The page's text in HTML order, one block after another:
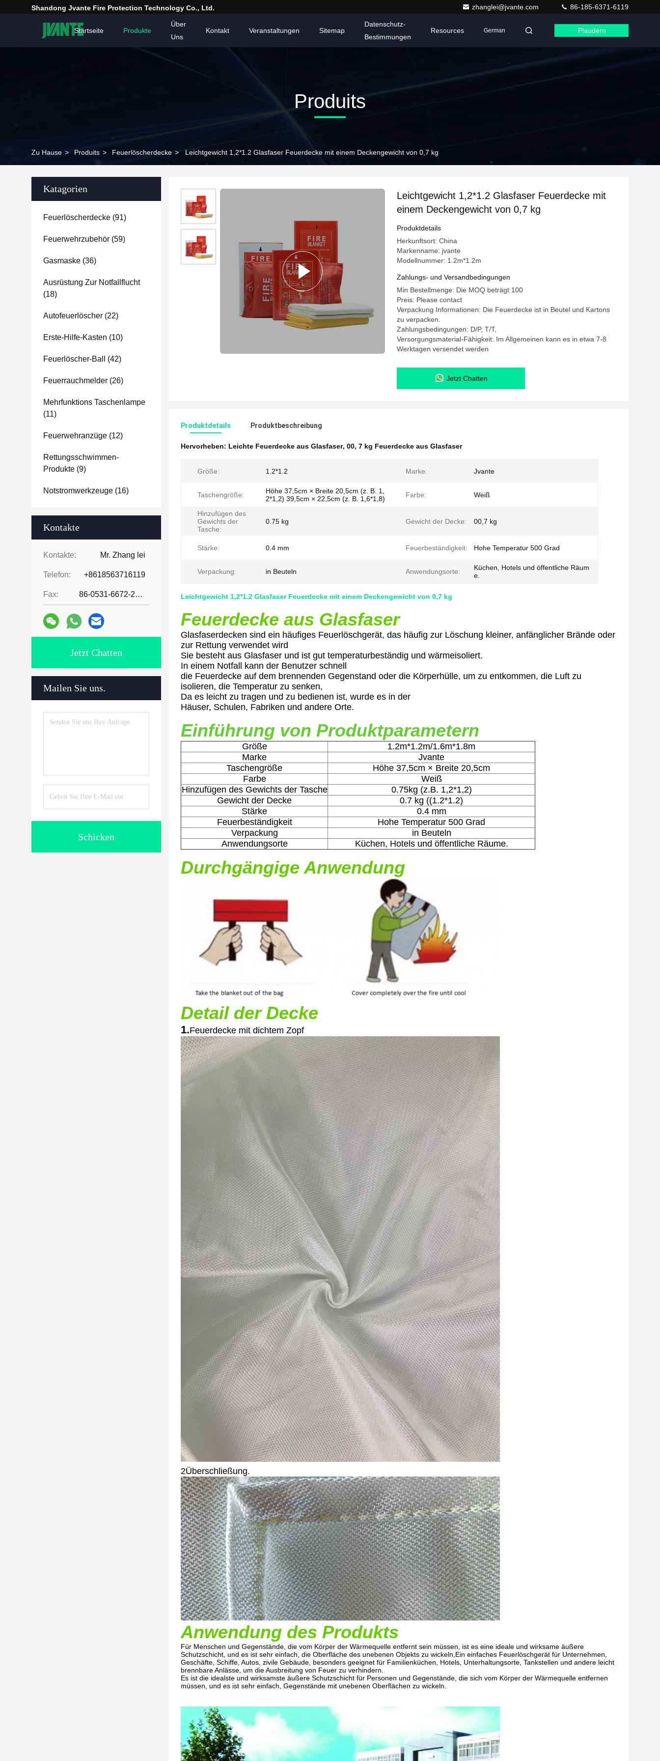
Shandong Jvante Fire Protection Technology Co., Ltd. zhanglei@jvante.com 86-185-6371-6119
Startseite Produkte
Über
Uns
Kontakt Veranstaltungen Sitemap
Datenschutz-
Bestimmungen
Resources German Plaudern
Produits
Zu Hause > Produits > Feuerlöscherdecke > Leichtgewicht 1,2*1.2 Glasfaser Feuerdecke mit einem Deckengewicht von 0,7 kg
Katagorien
Feuerlöscherdecke (91)
Feuerwehrzubehör (59)
Gasmaske (36)
Ausrüstung Zur Notfallflucht
(18)
Autofeuerlöscher (22)
Erste-Hilfe-Kasten (10)
Feuerlöscher-Ball (42)
Feuerrauchmelder (26)
Mehrfunktions Taschenlampe
(11)
Feuerwehranzüge (12)
Rettungsschwimmen-
Produkte (9)
Notstromwerkzeuge (16)
Kontakte
Kontakte: Mr. Zhang lei
Telefon: +8618563716119
Fax: 86-0531-6672-2545
Jetzt Chatten
Mailen Sie uns.
Schicken
Leichtgewicht 1,2*1.2 Glasfaser Feuerdecke mit
einem Deckengewicht von 0,7 kg
Produktdetails
Herkunftsort: China
Markenname: jvante
Modellnummer: 1.2m*1.2m
Zahlungs- und Versandbedingungen
Min Bestellmenge: Die MOQ beträgt 100
Preis: Please contact
Verpackung Informationen: Die Feuerdecke ist in Beutel und Kartons
zu verpacken.
Zahlungsbedingungen: D/P, T/T,
Versorgungsmaterial-Fähigkeit: Im Allgemeinen kann es in etwa 7-8
Werktagen versendet werden
Jetzt Chatten
Produktdetails Produktbeschreibung
Hervorheben: Leichte Feuerdecke aus Glasfaser, 00, 7 kg Feuerdecke aus Glasfaser
Größe: 1.2*1.2 Marke: Jvante
Taschengröße:
Höhe 37,5cm × Breite 20,5cm (z. B. 1,
2*1,2) 39,5cm × 22,5cm (z. B. 1,6*1,8)
Farbe: Weiß
Hinzufügen des
Gewichts der
Tasche:
0.75 kg Gewicht der Decke: 00,7 kg
Stärke: 0.4 mm Feuerbeständigkeit: Hohe Temperatur 500 Grad
Verpackung: in Beuteln Anwendungsorte:
Küchen, Hotels und öffentliche Räum
e.
Leichtgewicht 1,2*1.2 Glasfaser Feuerdecke mit einem Deckengewicht von 0,7 kg
Feuerdecke aus Glasfaser
Glasfaserdecken sind ein häufiges Feuerlöschgerät, das häufig zur Löschung kleiner, anfänglicher Brände oder
zur Rettung verwendet wird
Sie besteht aus Glasfaser und ist gut temperaturbeständig und wärmeisoliert.
In einem Notfall kann der Benutzer schnell
die Feuerdecke auf dem brennenden Gegenstand oder die Körperhülle, um zu entkommen, die Luft zu
isolieren, die Temperatur zu senken,
Da es leicht zu tragen und zu bedienen ist, wurde es in der
Häuser, Schulen, Fabriken und andere Orte.
Einführung von Produktparametern
Größe
1.2m*1.2m/1.6m*1.8m
Marke
Jvante
Taschengröße
Höhe 37,5cm × Breite 20,5cm
Farbe
Weiß
Hinzufügen des Gewichts der Tasche
0.75kg (z.B. 1,2*1,2)
Gewicht der Decke
0.7 kg ((1.2*1.2)
Stärke
0.4 mm
Feuerbeständigkeit
Hohe Temperatur 500 Grad
Verpackung
in Beuteln
Anwendungsorte
Küchen, Hotels und öffentliche Räume.
Durchgängige Anwendung
Detail der Decke
1.Feuerdecke mit dichtem Zopf
2Überschließung.
Anwendung des Produkts
Für Menschen und Gegenstände, die vom Körper der Wärmequelle entfernt sein müssen, ist es eine ideale und wirksame äußere
Schutzschicht, und es ist sehr einfach, die Oberfläche des unebenen Objekts zu wickeln,Ein einfaches Feuerlöschgerät für Unternehmen,
Geschäfte, Schiffe, Autos, zivile Gebäude, besonders geeignet für Familienküchen, Hotels, Unterhaltungsorte, Tankstellen und andere leicht
brennbare Anlässe, um die Ausbreitung von Feuer zu verhindern.
Es ist die idealste und wirksamste äußere Schutzschicht für Personen und Gegenstände, die sich vom Körper der Wärmequelle entfernen
müssen, und es ist sehr einfach, Gegenstände mit unebenen Oberflächen zu wickeln.